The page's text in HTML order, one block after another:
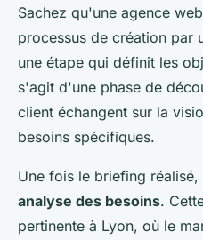
Sachez qu'une agence
processus de création par
une étape qui définit les
s'agit d'une phase de
client échangent sur la
besoins spécifiques.
Une fois le briefing
analyse des besoins.
pertinente à Lyon, où le